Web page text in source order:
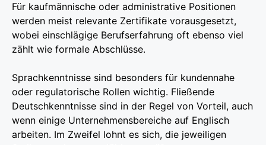
Für kaufmännische oder administrative Positionen
werden meist relevante Zertifikate vorausgesetzt,
wobei einschlägige Berufserfahrung oft ebenso viel
zählt wie formale Abschlüsse.
Sprachkenntnisse sind besonders für kundennahe
oder regulatorische Rollen wichtig. Fließende
Deutschkenntnisse sind in der Regel von Vorteil, auch
wenn einige Unternehmensbereiche auf Englisch
arbeiten. Im Zweifel lohnt es sich, die jeweiligen